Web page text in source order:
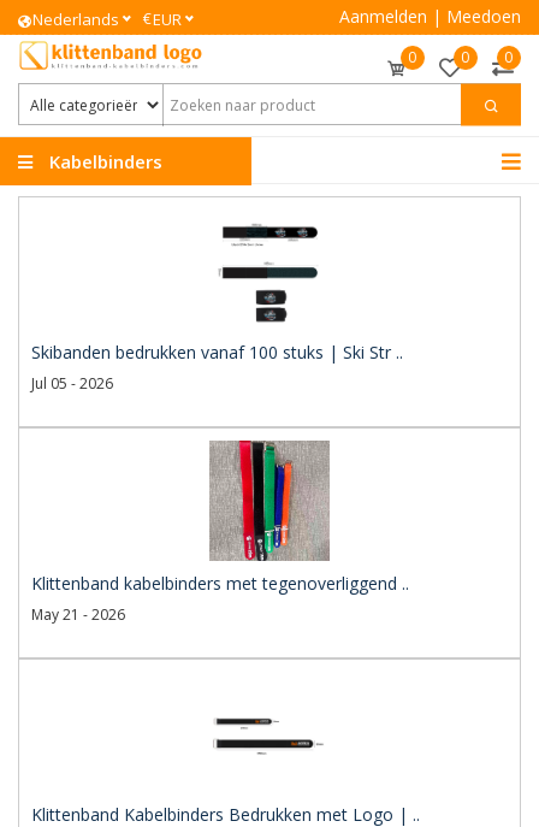
Nederlands €EUR Aanmelden | Meedoen
0 0 0
Kabelbinders
Skibanden bedrukken vanaf 100 stuks | Ski Str ..
Jul 05 - 2026
Klittenband kabelbinders met tegenoverliggend ..
May 21 - 2026
Klittenband Kabelbinders Bedrukken met Logo | ..